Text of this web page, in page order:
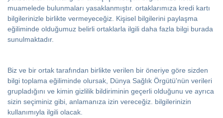
muamelede bulunmaları yasaklanmıştır. ortaklarımıza kredi kartı
bilgilerinizle birlikte vermeyeceğiz. Kişisel bilgilerini paylaşma
eğiliminde olduğumuz belirli ortaklarla ilgili daha fazla bilgi burada
sunulmaktadır.
Biz ve bir ortak tarafından birlikte verilen bir öneriye göre sizden
bilgi toplama eğiliminde olursak, Dünya Sağlık Örgütü'nün verileri
grupladığını ve kimin gizlilik bildiriminin geçerli olduğunu ve ayrıca
sizin seçiminiz gibi, anlamanıza izin vereceğiz. bilgilerinizin
kullanımıyla ilgili olacak.